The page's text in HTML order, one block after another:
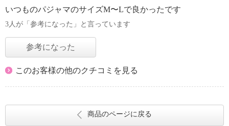
いつものパジャマのサイズM〜Lで良かったです
3人が「参考になった」と言っています
参考になった
このお客様の他のクチコミを見る
商品のページに戻る